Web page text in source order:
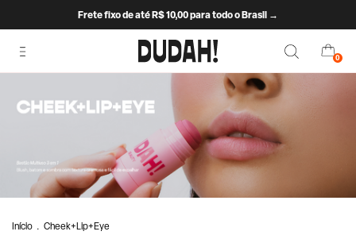
Frete fixo de até R$ 10,00 para todo o Brasil →
0
Início . Cheek+Lip+Eye